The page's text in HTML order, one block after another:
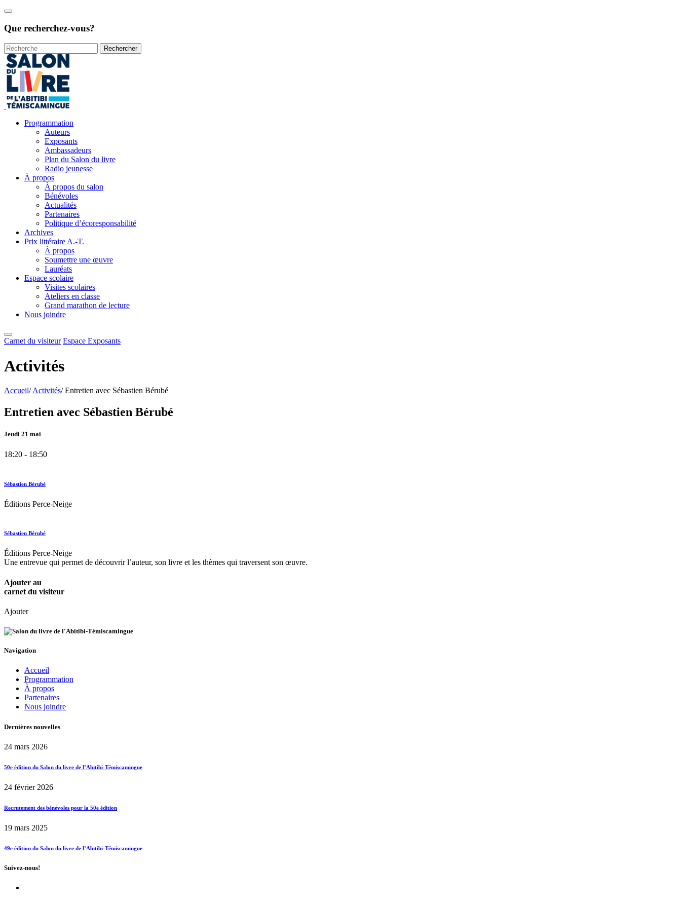
Que recherchez-vous?
Rechercher
Programmation
Auteurs
Exposants
Ambassadeurs
Plan du Salon du livre
Radio jeunesse
À propos
À propos du salon
Bénévoles
Actualités
Partenaires
Politique d’écoresponsabilité
Archives
Prix littéraire A.-T.
À propos
Soumettre une œuvre
Lauréats
Espace scolaire
Visites scolaires
Ateliers en classe
Grand marathon de lecture
Nous joindre
Carnet du visiteur Espace Exposants
Activités
Accueil/Activités/Entretien avec Sébastien Bérubé
Entretien avec Sébastien Bérubé
Jeudi 21 mai
18:20 - 18:50
Sébastien Bérubé
Éditions Perce-Neige
Sébastien Bérubé
Éditions Perce-Neige
Une entrevue qui permet de découvrir l’auteur, son livre et les thèmes qui traversent son œuvre.
Ajouter au
carnet du visiteur
Ajouter
Navigation
Accueil
Programmation
À propos
Partenaires
Nous joindre
Dernières nouvelles
24 mars 2026
50e édition du Salon du livre de l’Abitibi-Témiscamingue
24 février 2026
Recrutement des bénévoles pour la 50e édition
19 mars 2025
49e édition du Salon du livre de l’Abitibi-Témiscamingue
Suivez-nous!